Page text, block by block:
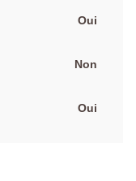
Oui
Non
Oui